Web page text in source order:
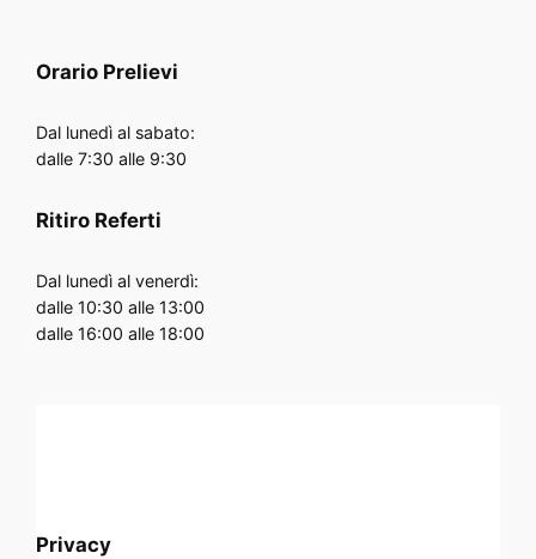
Orario Prelievi
Dal lunedì al sabato:
dalle 7:30 alle 9:30
Ritiro Referti
Dal lunedì al venerdì:
dalle 10:30 alle 13:00
dalle 16:00 alle 18:00
Privacy